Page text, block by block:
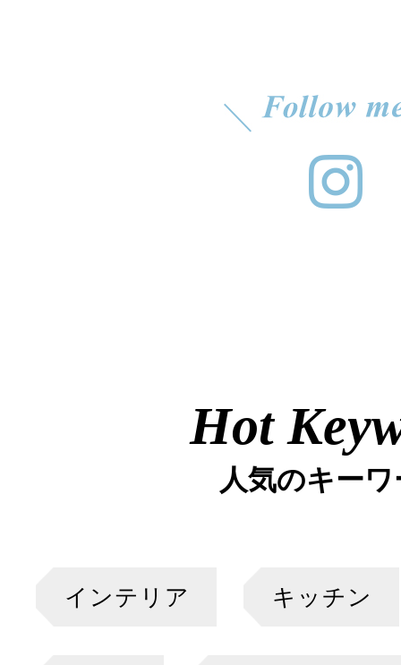
Hot
人気のキー
インテリア キッチン